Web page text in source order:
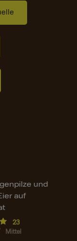
und
auf
23
Mittel